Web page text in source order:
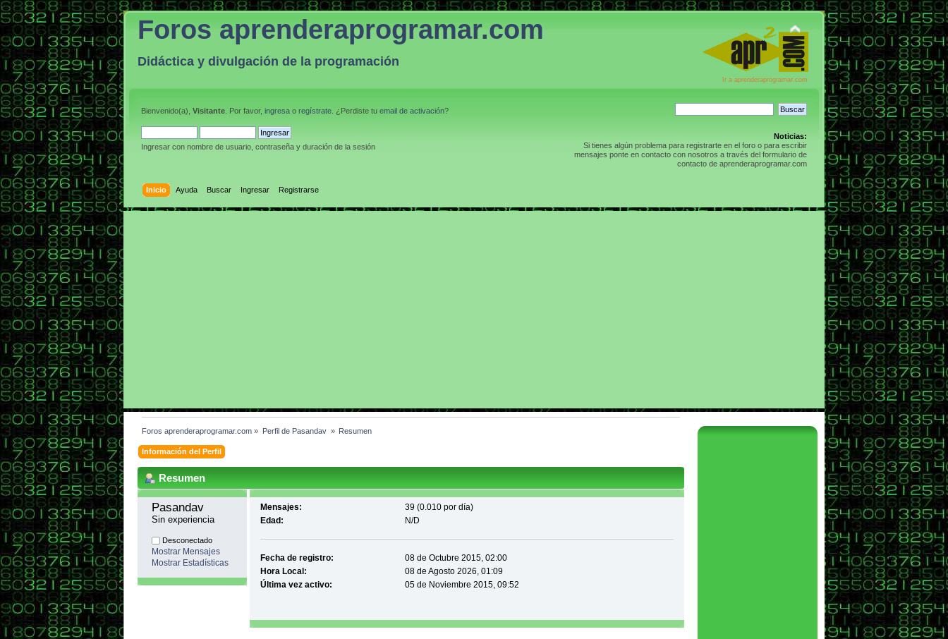
Foros aprenderaprogramar.com
Didáctica y divulgación de la programación
Ir a aprenderaprogramar.com
Bienvenido(a), Visitante . Por favor, ingresa o regístrate . ¿Perdiste tu email de activación?
Ingresar con nombre de usuario, contraseña y duración de la sesión
Noticias:
Si tienes algún problema para registrarte en el foro o para escribir
mensajes ponte en contacto con nosotros a través del formulario de
contacto de aprenderaprogramar.com
Inicio Ayuda Buscar Ingresar Registrarse
Foros aprenderaprogramar.com » Perfil de Pasandav » Resumen
Información del Perfil
Resumen
Pasandav
Sin experiencia
Desconectado
Mostrar Mensajes
Mostrar Estadísticas
Mensajes:
39 (0.010 por día)
Edad:
N/D
Fecha de registro:
08 de Octubre 2015, 02:00
Hora Local:
08 de Agosto 2026, 01:09
Última vez activo:
05 de Noviembre 2015, 09:52